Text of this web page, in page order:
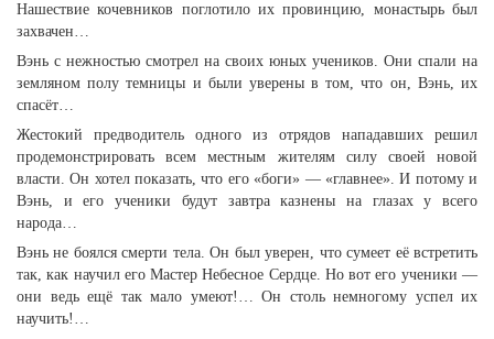
Нашествие кочевников поглотило их провинцию, монастырь был
захвачен…
Вэнь с нежностью смотрел на своих юных учеников. Они спали на
земляном полу темницы и были уверены в том, что он, Вэнь, их
спасёт…
Жестокий предводитель одного из отрядов нападавших решил
продемонстрировать всем местным жителям силу своей новой
власти. Он хотел показать, что его «боги» — «главнее». И потому и
Вэнь, и его ученики будут завтра казнены на глазах у всего
народа…
Вэнь не боялся смерти тела. Он был уверен, что сумеет её встретить
так, как научил его Мастер Небесное Сердце. Но вот его ученики —
они ведь ещё так мало умеют!… Он столь немногому успел их
научить!…